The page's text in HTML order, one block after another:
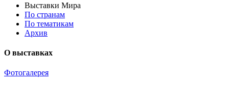
Выставки Мира
По странам
По тематикам
Архив
О выставках
Фотогалерея